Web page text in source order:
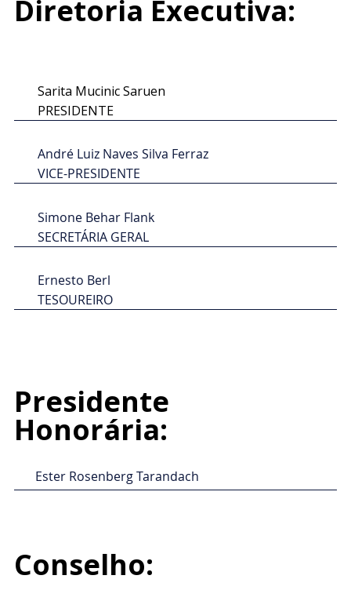
Diretoria Executiva:
Sarita Mucinic Saruen
PRESIDENTE
André Luiz Naves Silva Ferraz
VICE-PRESIDENTE
Simone Behar Flank
SECRETÁRIA GERAL
Ernesto Berl
TESOUREIRO
Presidente
Honorária:
Ester Rosenberg Tarandach
Conselho: